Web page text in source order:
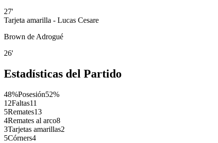
27'
Tarjeta amarilla - Lucas Cesare
Brown de Adrogué
26'
Estadísticas del Partido
48%Posesión52%
12Faltas11
5Remates13
4Remates al arco8
3Tarjetas amarillas2
5Córners4